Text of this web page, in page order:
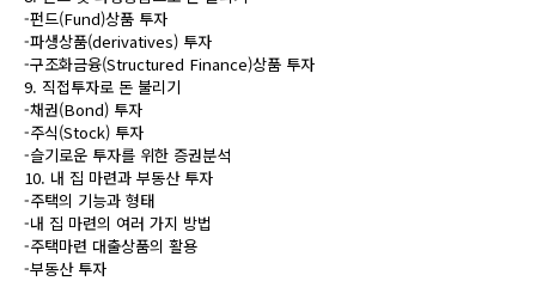
-펀드(Fund)상품 투자
-파생상품(derivatives) 투자
-구조화금융(Structured Finance)상품 투자
9. 직접투자로 돈 불리기
-채권(Bond) 투자
-주식(Stock) 투자
-슬기로운 투자를 위한 증권분석
10. 내 집 마련과 부동산 투자
-주택의 기능과 형태
-내 집 마련의 여러 가지 방법
-주택마련 대출상품의 활용
-부동산 투자